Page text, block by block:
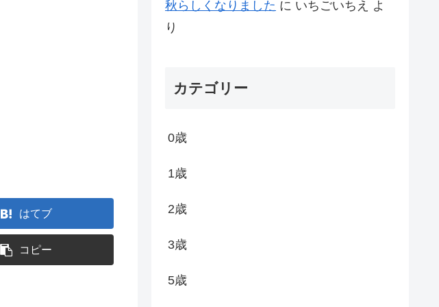
はてブ
コピー
秋らしくなりました に いちごいちえ
よ
り
カテゴリー
0歳
1歳
2歳
3歳
5歳